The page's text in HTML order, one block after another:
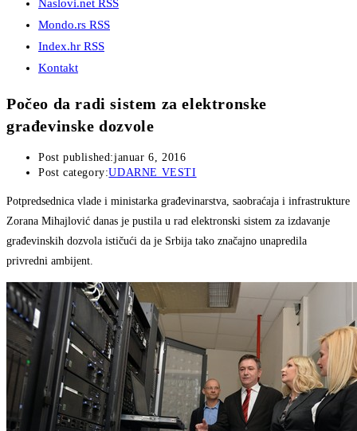
Naslovi.net RSS
Mondo.rs RSS
Index.hr RSS
Kontakt
Počeo da radi sistem za elektronske
građevinske dozvole
Post published:januar 6, 2016
Post category:UDARNE VESTI
Potpredsednica vlade i ministarka građevinarstva, saobraćaja i infrastrukture
Zorana Mihajlović danas je pustila u rad elektronski sistem za izdavanje
građevinskih dozvola ističući da je Srbija tako značajno unapredila
privredni ambijent.